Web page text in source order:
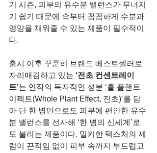
기 시즌, 피부의 유수분 밸런스가 무너지
기 쉽기 때문에 속부터 꼼꼼하게 수분과
영양을 채워줄 수 있는 제품이 필수적이
다.
출시 이후 꾸준히 브랜드 베스트셀러로
자리매김하고 있는 ‘전초 컨센트레이
트’는 연작의 독자적인 성분 ‘홀 플랜트
이펙트(Whole Plant Effect, 전초)’를 담
아 단 한 병만으로도 피부에 편안한 유수
분 밸런스를 선사해 ‘한 병의 신세계’로
도 불리는 제품이다. 밀키한 텍스처의 세
럼이 끈적임 없이 피부 속까지 부드럽고